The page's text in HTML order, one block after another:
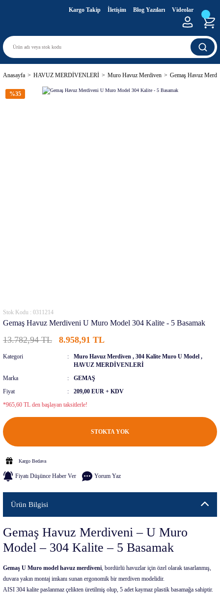
Kargo Takip İletişim Blog Yazıları Videolar
Anasayfa HAVUZ MERDİVENLERİ Muro Havuz Merdiven Gemaş Havuz
%35
Stok Kodu : 0311214
Gemaş Havuz Merdiveni U Muro Model 304 Kalite - 5 Basamak
13.782,94 TL 8.958,91 TL
Kategori Muro Havuz Merdiven , 304 Kalite Muro U Model ,
HAVUZ MERDİVENLERİ
Marka
GEMAŞ
Fiyat
209,00 EUR + KDV
*965,60 TL den başlayan taksitlerle!
STOKTA YOK
Kargo Bedava
Fiyatı Düşünce Haber Ver Yorum Yaz
Ürün Bilgisi
Gemaş Havuz Merdiveni – U Muro
Model – 304 Kalite – 5 Basamak
Gemaş U Muro model havuz merdiveni, bordürlü havuzlar için özel olarak tasarlanmış,
duvara yakın montaj imkanı sunan ergonomik bir merdiven modelidir.
AISI 304 kalite paslanmaz çelikten üretilmiş olup, 5 adet kaymaz plastik basamağa sahiptir.